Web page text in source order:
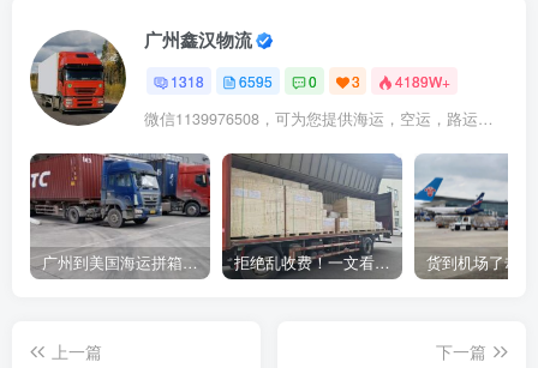
广州鑫汉物流
1318 6595 0 3 4189W+
微信1139976508，可为您提供海运，空运，路运，铁路运输
广州到美国海运拼箱多少钱？2024年最新运费构成+隐藏费用避坑指南 拒绝乱收费！一文看懂中国货代计费套路，教你避开所有隐形坑
上一篇
下一篇